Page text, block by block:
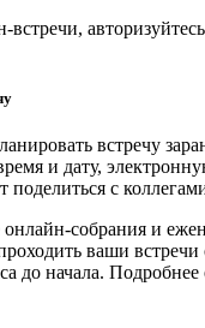
встречи,
встречу
и дату,
с
собрания и
ваши
до начала. Подробнее